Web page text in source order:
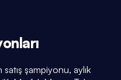
satış şampiyonu, aylık